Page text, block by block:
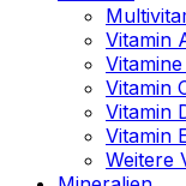
Vitamin
Vitamine
Vitamin
Vitamin
Vitamin
Weitere